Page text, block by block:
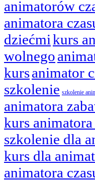
animatorów
animatora
dziećmikurs
wolnego
kursanimator
szkolenie szkolenie
animatora
kurs
szkolenie dla
kurs dla
animatora